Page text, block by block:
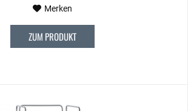
Merken
ZUM PRODUKT